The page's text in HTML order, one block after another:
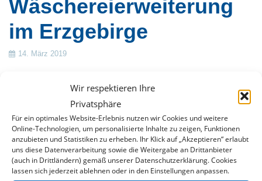
Wir respektieren Ihre
Privatsphäre
Für ein optimales Website-Erlebnis nutzen wir Cookies und weitere
Online-Technologien, um personalisierte Inhalte zu zeigen, Funktionen
anzubieten und Statistiken zu erheben. Ihr Klick auf „Akzeptieren“ erlaubt
uns diese Datenverarbeitung sowie die Weitergabe an Drittanbieter
(auch in Drittländern) gemäß unserer Datenschutzerklärung. Cookies
lassen sich jederzeit ablehnen oder in den Einstellungen anpassen.
Wäschereierweiterung
im Erzgebirge
14. März 2019
Woche die neue
Lebenshilfewerk
Annaberg eröffnet. Von
Anfang hat hat Sven
Engelmann die